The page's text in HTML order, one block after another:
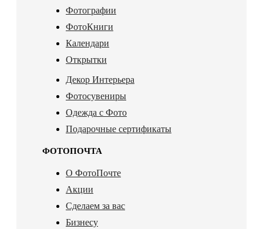
Фотографии
ФотоКниги
Календари
Открытки
Декор Интерьера
Фотосувениры
Одежда с Фото
Подарочные сертификаты
ФОТОПОЧТА
О ФотоПочте
Акции
Сделаем за вас
Бизнесу